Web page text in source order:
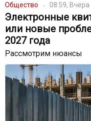
Общество 08:59, Вчера
Электронные
или новые
2027 года
Рассмотрим нюансы